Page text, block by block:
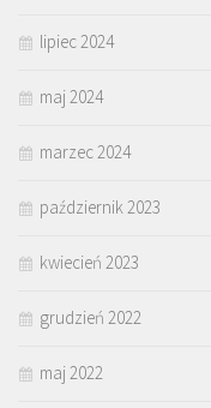
lipiec 2024
maj 2024
marzec 2024
październik 2023
kwiecień 2023
grudzień 2022
maj 2022